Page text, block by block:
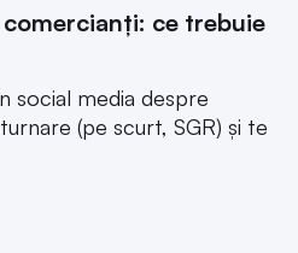
ce trebuie
social media despre
(pe scurt, SGR) și te